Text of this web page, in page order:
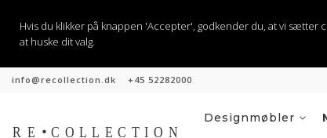
Hvis du klikker på knappen 'Accepter', godkender du, at vi sætter
at huske dit valg.
info@recollection.dk +45 52282000
Hopp
Designmøbler